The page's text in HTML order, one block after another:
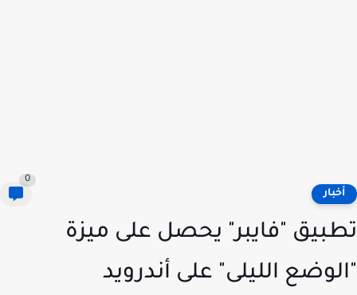
"فايبر" يحصل على ميزة
الليلى" على أندرويد